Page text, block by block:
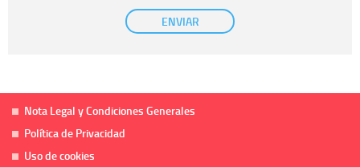
únicamente trataremos sus datos con su consentimiento
previo, que podrá facilitarnos mediante la casilla correspondiente
Derechos:tiene derecho a saber qué información tenemos sobre usted,
corregirla y eliminarla, tal y como se explica en la información adicional
disponible en nuestra página web.
Información complementaria:
detallada sobre cómo tratamos sus datos en la
ENVIAR
Nota Legal y Condiciones Generales
Política de Privacidad
Uso de cookies